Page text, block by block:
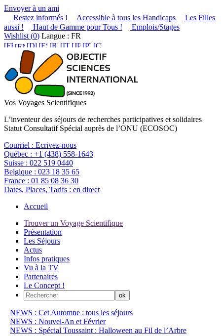
Envoyer à un ami
Restez informés !
Accessible à tous les Handicaps
Les Filles
aussi !
Haut de Gamme pour Tous !
Emplois/Stages
Wishlist (0) Langue : FR
Vos Voyages Scientifiques
L’inventeur des séjours de recherches participatives et solidaires
Statut Consultatif Spécial auprès de l’ONU (ECOSOC)
Courriel : Ecrivez-nous
Québec : +1 (438) 558-1643
Suisse : 022 519 0440
Belgique : 023 18 35 65
France : 01 85 08 36 30
Dates, Places, Tarifs : en direct
Accueil
Trouver un Voyage Scientifique
Présentation
Les Séjours
Actus
Infos pratiques
Vu à la TV
Partenaires
Le Concept !
NEWS : Cet Automne : tous les séjours
NEWS : Nouvel-An et Février
NEWS : Spécial Toussaint : Halloween au Fil de l’Arbre